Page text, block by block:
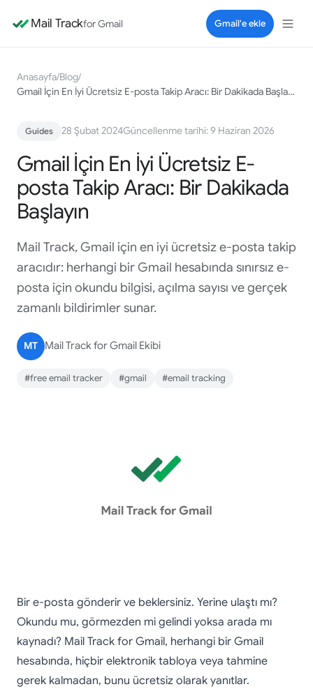
Mail Trackfor Gmail Gmail'e ekle
Anasayfa/Blog/
Gmail İçin En İyi Ücretsiz E-posta Takip Aracı: Bir Dakikada Başlayın
Guides 28 Şubat 2024Güncellenme tarihi: 9 Haziran 2026
Gmail İçin En İyi Ücretsiz E-
posta Takip Aracı: Bir Dakikada
Başlayın
Mail Track, Gmail için en iyi ücretsiz e-posta takip
aracıdır: herhangi bir Gmail hesabında sınırsız e-
posta için okundu bilgisi, açılma sayısı ve gerçek
zamanlı bildirimler sunar.
MT Mail Track for Gmail Ekibi
#free email tracker #gmail #email tracking
Bir e-posta gönderir ve beklersiniz. Yerine ulaştı mı?
Okundu mu, görmezden mi gelindi yoksa arada mı
kaynadı? Mail Track for Gmail, herhangi bir Gmail
hesabında, hiçbir elektronik tabloya veya tahmine
gerek kalmadan, bunu ücretsiz olarak yanıtlar.